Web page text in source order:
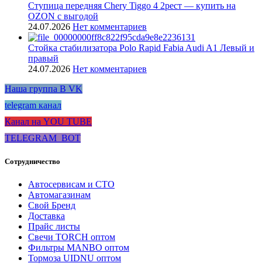
Ступица передняя Chery Tiggo 4 2рест — купить на
OZON с выгодой
24.07.2026 Нет комментариев
Стойка стабилизатора Polo Rapid Fabia Audi A1 Левый и
правый
24.07.2026 Нет комментариев
Наша группа В VK
telegram канал
Канал на YOU TUBE
TELEGRAM_BOT
Сотрудничество
Автосервисам и СТО
Автомагазинам
Свой Бренд
Доставка
Прайс листы
Свечи TORCH оптом
Фильтры MANBO оптом
Тормоза UIDNU оптом